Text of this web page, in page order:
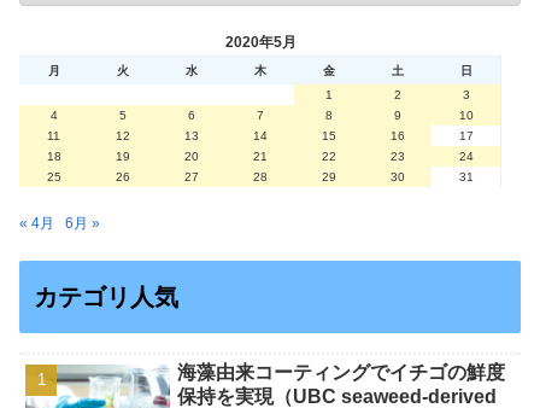
2020年5月
月 火 水 木 金 土
日
1
2
3
4
5 6 7 8 9
10
11
12 13 14 15 16
17
18
19 20 21 22 23
24
25
26 27 28 29 30 31
« 4月 6月 »
カテゴリ人気
海藻由来コーティングでイチゴの鮮度
保持を実現（UBC seaweed-derived